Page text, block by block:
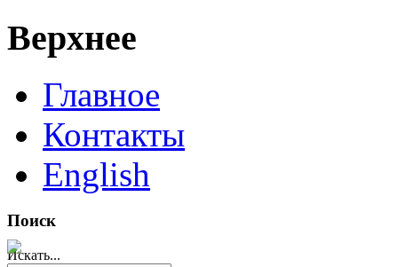
Верхнее
Главное
Контакты
English
Поиск
Искать...